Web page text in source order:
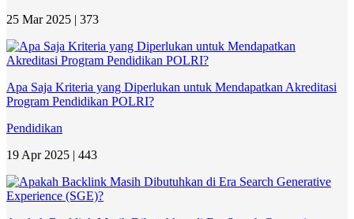
25 Mar 2025 | 373
Apa Saja Kriteria yang Diperlukan untuk Mendapatkan Akreditasi
Program Pendidikan POLRI?
Pendidikan
19 Apr 2025 | 443